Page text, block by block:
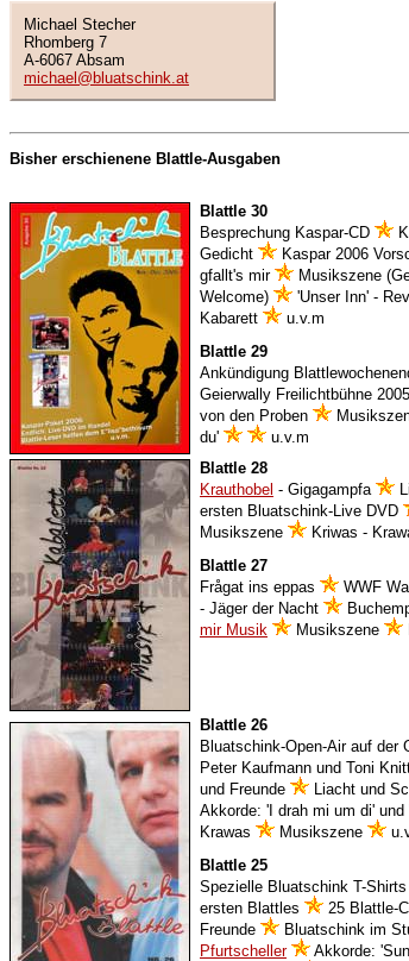
Michael Stecher
Rhomberg 7
A-6067 Absam
michael@bluatschink.at
Bisher erschienene Blattle-Ausgaben
Blattle 30
Besprechung Kaspar-CD
Gedicht
Kaspar 2006
gfallt's mir
Musikszene
Welcome)
'Unser Inn' -
Kabarett
u.v.m
Blattle 29
Ankündigung
Geierwally Freilichtbühne 2005
von den Proben
du'
u.v.m
Blattle 28
Krauthobel - Gigagampfa
ersten Bluatschink-Live DVD
Musikszene
Kriwas -
Blattle 27
Frågat ins eppas
WWF
- Jäger der Nacht
mir Musik
Musikszene
Blattle 26
Bluatschink-Open-Air auf der
Peter Kaufmann und Toni
und Freunde
Liacht und
Akkorde: 'I drah mi um di'
Krawas
Musikszene
Blattle 25
Spezielle Bluatschink T-Shirts
ersten Blattles
25 Blattle-
Freunde
Bluatschink im
Pfurtscheller
Akkorde: